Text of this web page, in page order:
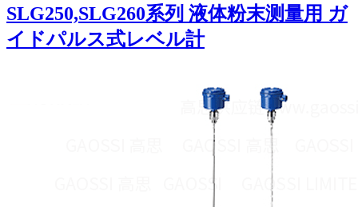
SLG250,SLG260系列 液体粉末测量用 ガ
イドパルス式レベル計